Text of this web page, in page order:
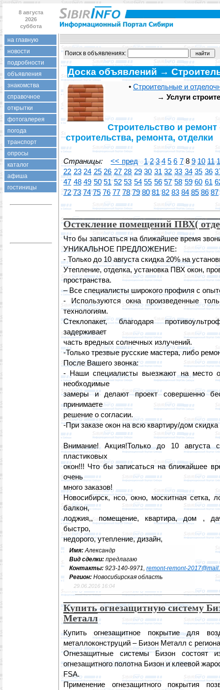
8 августа
2026
суббота
на главную
новости
подробности
объявления
знакомства
справочное
открытки
фотогалерея
погода
транспорт
опросы
каталог
афиша
гостиницы
Поиск в объявлениях:
Доска объявлений →
• Строительные и
→ Услуги
Строительство и ремонт
строительства, ремонта, отделки
Страницы: << пред 1 2 3 4 5 6 78 9 10 11
22 23 24 25 26 27 28 29 30 31 32 33 34 35 36
47 48 49 50 51 52 53 54 55 56 57 58 59 60 61
72 73 74 75 76 77 78 79 80 81 82 83 84 85 86 87
Остекление помещений ПВХ(
Что бы записаться на ближайшее время
УНИКАЛЬНОЕ ПРЕДЛОЖЕНИЕ:
- Только до 10 августа скидка 20% на
Утепление, отделка, установка ПВХ окон,
пространства.
– Все специалисты широкого профиля с
- Используются окна произведенные
технологиям.
Стеклопакет, благодаря
задерживает
часть вредных солнечных излучений.
-Только трезвые русские мастера, либо
После Вашего звонка:
- Наши специалисты выезжают на место
необходимые
замеры и делают проект совершенно
принимаете
решение о согласии.
-При заказе окон на всю квартиру/дом скидка
Внимание! Акция!Только до 10 августа
пластиковых
окон!!! Что бы записаться на ближайшее
очень
много заказов!
Новосибирск, нсо, окно, москитная сетка,
балкон,
лоджия,, помещение, квартира, дом ,
быстро,
недорого, утепление, дизайн,
Имя:Александр
Вид сделки: предлагаю
Контакты: 923-140-9971, remont-remont-
Регион: Новосибирская область
29.06.2016 16:04
Купить огнезащитную систему
Металл
Купить огнезащитное покрытие для
металлоконструций – Бизон Металл с
Огнезащитные системы Бизон состоят
огнезащитного полотна Бизон и клеевой
FSA.
Применение огнезащитного покрытия